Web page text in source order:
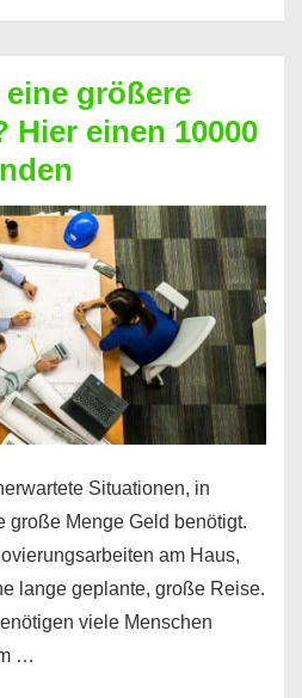
größere
Hier einen 10000
Situationen, in
große Menge Geld benötigt.
am Haus,
lange geplante, große Reise.
viele Menschen
…